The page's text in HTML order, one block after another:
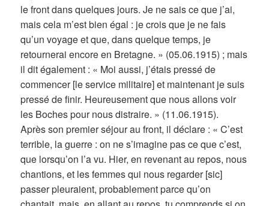
le front dans quelques jours. Je ne sais ce que j’ai,
mais cela m’est bien égal : je crois que je ne fais
qu’un voyage et que, dans quelque temps, je
retournerai encore en Bretagne. » (05.06.1915) ; mais
il dit également : « Moi aussi, j’étais pressé de
commencer [le service militaire] et maintenant je suis
pressé de finir. Heureusement que nous allons voir
les Boches pour nous distraire. » (11.06.1915).
Après son premier séjour au front, il déclare : « C’est
terrible, la guerre : on ne s’imagine pas ce que c’est,
que lorsqu’on l’a vu. Hier, en revenant au repos, nous
chantions, et les femmes qui nous regarder [sic]
passer pleuraient, probablement parce qu’on